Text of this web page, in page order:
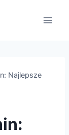
Najlepsze